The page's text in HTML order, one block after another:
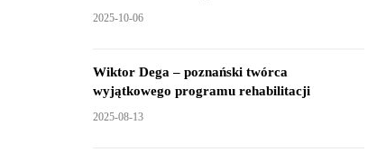
2025-10-06
Wiktor Dega – poznański twórca
wyjątkowego programu rehabilitacji
2025-08-13